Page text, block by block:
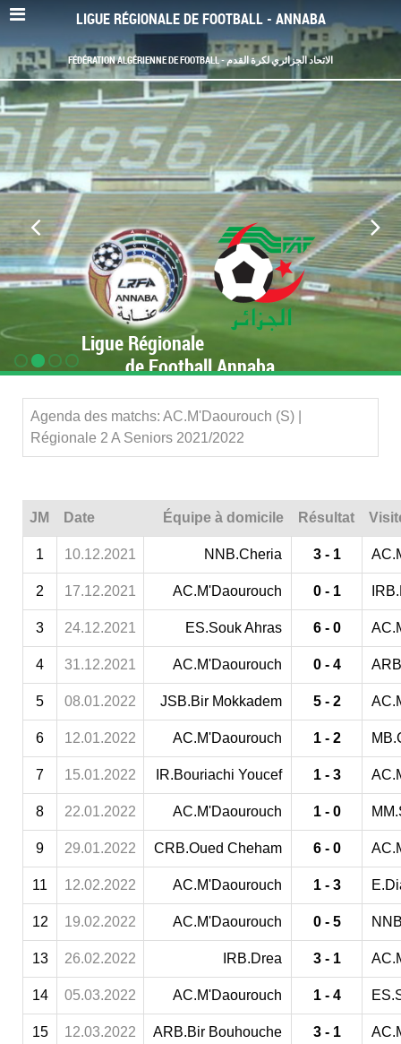
LIGUE RÉGIONALE DE FOOTBALL - ANNABA
FÉDÉRATION ALGÉRIENNE DE FOOTBALL - الاتحاد الجزائري لكرة القدم
Ligue Régionale
de Football Annaba
Agenda des matchs: AC.M'Daourouch (S) |
Régionale 2 A Seniors 2021/2022
JM Date Équipe à domicile Résultat
1 10.12.2021 NNB.Cheria 3 - 1
2 17.12.2021 AC.M'Daourouch 0 - 1
3 24.12.2021 ES.Souk Ahras 6 - 0
4 31.12.2021 AC.M'Daourouch 0 - 4
5 08.01.2022 JSB.Bir Mokkadem 5 - 2
6 12.01.2022 AC.M'Daourouch 1 - 2
7 15.01.2022 IR.Bouriachi Youcef 1 - 3
8 22.01.2022 AC.M'Daourouch 1 - 0
9 29.01.2022 CRB.Oued Cheham 6 - 0
11 12.02.2022 AC.M'Daourouch 1 - 3
12 19.02.2022 AC.M'Daourouch 0 - 5
13 26.02.2022 IRB.Drea 3 - 1
14 05.03.2022 AC.M'Daourouch 1 - 4
15 12.03.2022 ARB.Bir Bouhouche 3 - 1